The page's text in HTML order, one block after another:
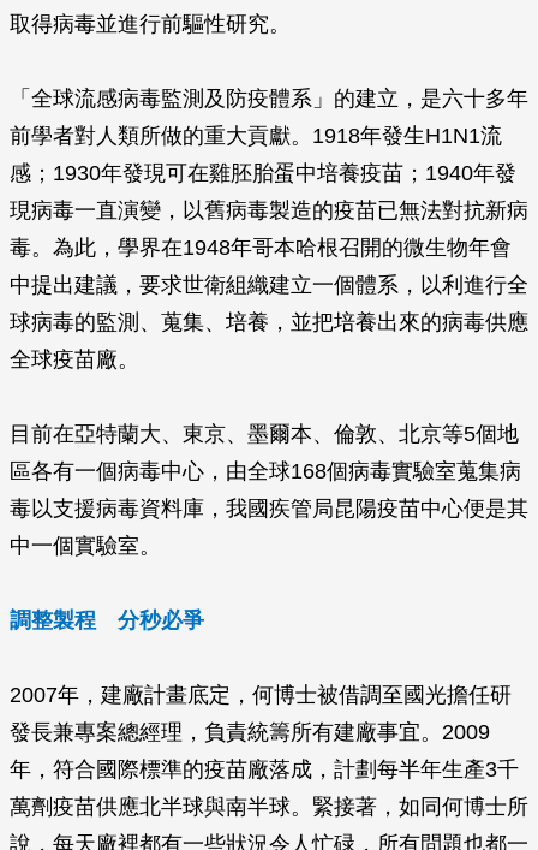
取得病毒並進行前驅性研究。
「全球流感病毒監測及防疫體系」的建立，是六十多年
前學者對人類所做的重大貢獻。1918年發生H1N1流
感；1930年發現可在雞胚胎蛋中培養疫苗；1940年發
現病毒一直演變，以舊病毒製造的疫苗已無法對抗新病
毒。為此，學界在1948年哥本哈根召開的微生物年會
中提出建議，要求世衛組織建立一個體系，以利進行全
球病毒的監測、蒐集、培養，並把培養出來的病毒供應
全球疫苗廠。
目前在亞特蘭大、東京、墨爾本、倫敦、北京等5個地
區各有一個病毒中心，由全球168個病毒實驗室蒐集病
毒以支援病毒資料庫，我國疾管局昆陽疫苗中心便是其
中一個實驗室。
調整製程 分秒必爭
2007年，建廠計畫底定，何博士被借調至國光擔任研
發長兼專案總經理，負責統籌所有建廠事宜。2009
年，符合國際標準的疫苗廠落成，計劃每半年生產3千
萬劑疫苗供應北半球與南半球。緊接著，如同何博士所
說，每天廠裡都有一些狀況令人忙碌，所有問題也都一